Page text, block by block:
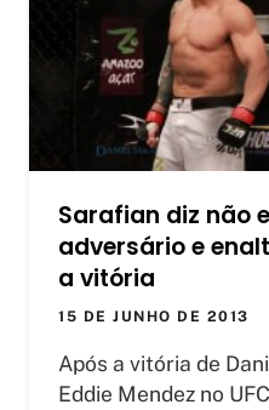
Sarafian diz não
adversário e
a vitória
15 DE JUNHO DE 2013
Após a vitória de
Eddie Mendez no